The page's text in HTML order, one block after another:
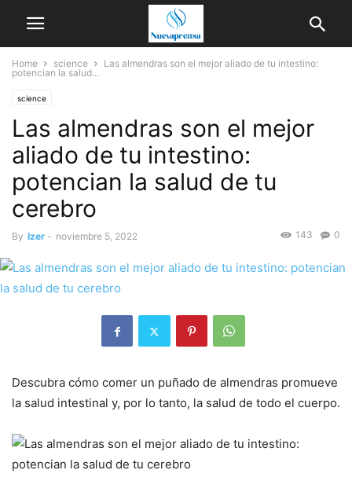
Home science
Las almendras son el mejor aliado de tu intestino:
potencian la salud...
science
Las almendras son el mejor
aliado de tu intestino:
potencian la salud de tu
cerebro
By Izer - noviembre 5, 2022 0
143
Descubra cómo comer un puñado de almendras promueve
la salud intestinal y, por lo tanto, la salud de todo el cuerpo.